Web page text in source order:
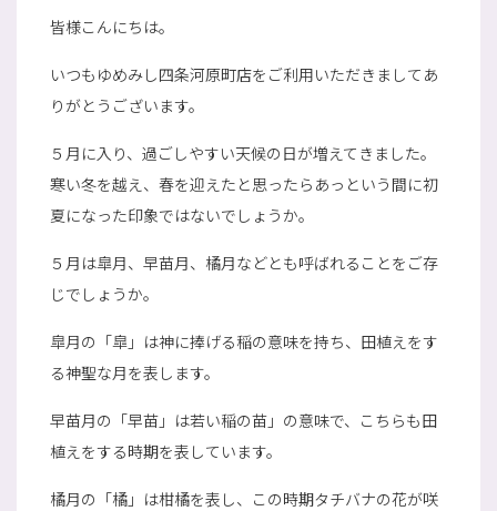
皆様こんにちは。
いつもゆめみし四条河原町店をご利用いただきましてあ
りがとうございます。
５月に入り、過ごしやすい天候の日が増えてきました。
寒い冬を越え、春を迎えたと思ったらあっという間に初
夏になった印象ではないでしょうか。
５月は皐月、早苗月、橘月などとも呼ばれることをご存
じでしょうか。
皐月の「皐」は神に捧げる稲の意味を持ち、田植えをす
る神聖な月を表します。
早苗月の「早苗」は若い稲の苗」の意味で、こちらも田
植えをする時期を表しています。
橘月の「橘」は柑橘を表し、この時期タチバナの花が咲